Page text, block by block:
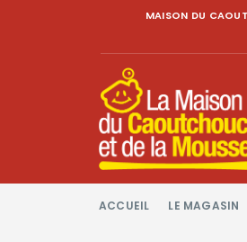
MAISON DU
ACCUEIL LE MAGASIN